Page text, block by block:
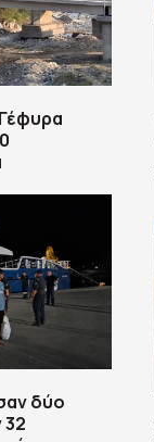
δύο
32